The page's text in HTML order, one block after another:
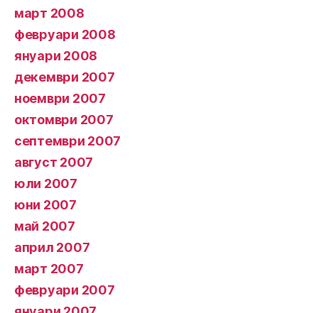
март 2008
февруари 2008
януари 2008
декември 2007
ноември 2007
октомври 2007
септември 2007
август 2007
юли 2007
юни 2007
май 2007
април 2007
март 2007
февруари 2007